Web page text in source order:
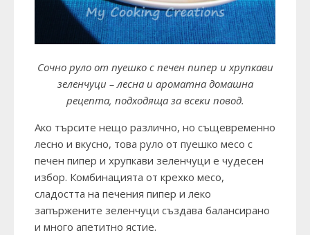
Сочно руло от пуешко с печен пипер и хрупкави
зеленчуци – лесна и ароматна домашна
рецепта, подходяща за всеки повод.
Ако търсите нещо различно, но същевременно
лесно и вкусно, това руло от пуешко месо с
печен пипер и хрупкави зеленчуци е чудесен
избор. Комбинацията от крехко месо,
сладостта на печения пипер и леко
запържените зеленчуци създава балансирано
и много апетитно ястие.